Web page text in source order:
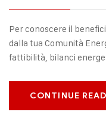
Per conoscere il
dalla tua Comunità
fattibilità, bilanci
CONTINUE